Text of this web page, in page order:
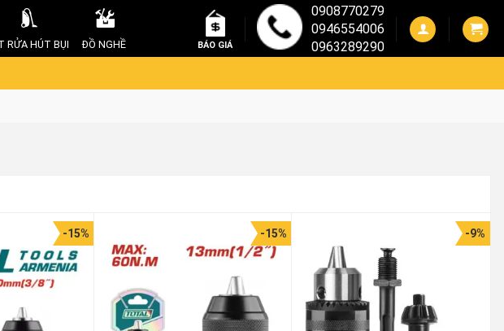
RỬA HÚT BỤI ĐỒ NGHỀ BÁO GIÁ
0908770279
0946554006
0963289290
-15% -15% -9%